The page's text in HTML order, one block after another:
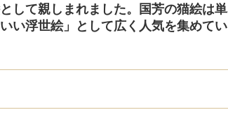
して親しまれました。国芳の猫絵は
い浮世絵」として広く人気を集めてい